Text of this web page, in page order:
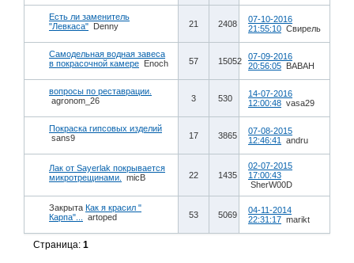
Есть ли заменитель
"Левкаса" Denny 21 2408
07-10-2016
21:55:10 Свирель
Самодельная водная завеса
в покрасочной камере Enoch 57 15052
07-09-2016
20:56:05 BABAH
вопросы по реставрации.
agronom_26
3 530
14-07-2016
12:00:48 vasa29
Покраска гипсовых изделий
sans9
17 3865
07-08-2015
12:46:41
andru
Лак от Sayerlak покрывается
микротрещинами.
micB 22 1435
02-07-2015
17:00:43
SherW00D
Закрыта Как я красил "
Карпа"...
artoped 53 5069
04-11-2014
22:31:17 marikt
Страница:1